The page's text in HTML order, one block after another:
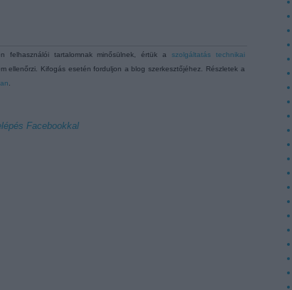
felhasználói tartalomnak minősülnek, értük a szolgáltatás technikai
ellenőrzi. Kifogás esetén forduljon a blog szerkesztőjéhez. Részletek a
Facebookkal